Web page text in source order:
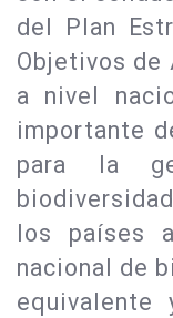
del Plan
Objetivos de
a nivel
importante
para la
los países
nacional de
equivalente